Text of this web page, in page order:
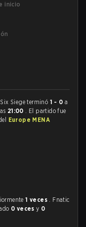
inicio
Siege terminó 1 - 0 a
21:00 . El partido fue
Europe MENA
1 veces . Fnatic
0 vecesy 0